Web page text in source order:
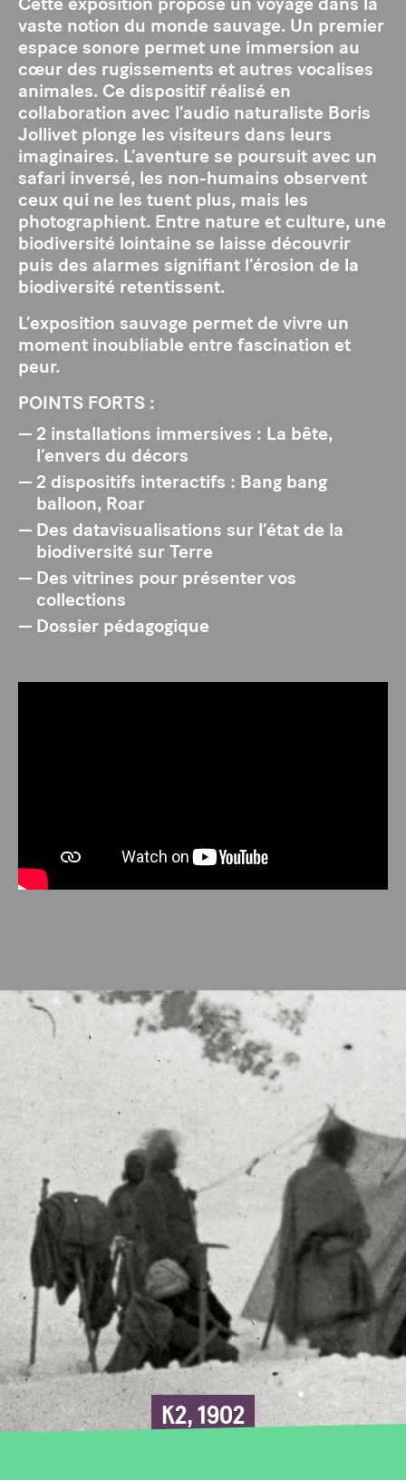
vaste notion du monde sauvage. Un premier
espace sonore permet une immersion au
cœur des rugissements et autres vocalises
animales. Ce dispositif réalisé en
collaboration avec l’audio naturaliste Boris
Jollivet plonge les visiteurs dans leurs
imaginaires. L’aventure se poursuit avec un
safari inversé, les non-humains observent
ceux qui ne les tuent plus, mais les
photographient. Entre nature et culture, une
biodiversité lointaine se laisse découvrir
puis des alarmes signifiant l’érosion de la
biodiversité retentissent.
L’exposition sauvage permet de vivre un
moment inoubliable entre fascination et
peur.
POINTS FORTS :
2 installations immersives : La bête,
l’envers du décors
2 dispositifs interactifs : Bang bang
balloon, Roar
Des datavisualisations sur l’état de la
biodiversité sur Terre
Des vitrines pour présenter vos
collections
Dossier pédagogique
K2, 1902